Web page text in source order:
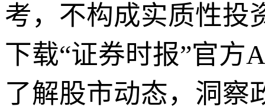
考，不构成实质性投
下载“证券时报”官方
了解股市动态，洞察